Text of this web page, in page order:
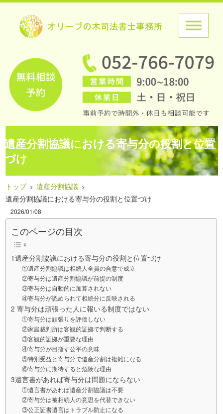
遺産分割協議における寄与分の役割と位置
づけ
トップ
遺産分割協議
遺産分割協議における寄与分の役割と位置づけ
2026/01/08
このページの目次
1遺産分割協議における寄与分の役割と位置づけ
①遺産分割協議は相続人全員の合意で成立
②寄与分は遺産分割協議が前提の制度
③寄与分は自動的に加算されない
④寄与分が認められて相続分に反映される
2 寄与分は頑張った人に報いる制度ではない
①寄与分は頑張りを評価しない
②家庭裁判所は客観的証拠で判断する
③客観的証拠が重要な理由
④寄与分が目指す公平の意味
⑤特別受益と寄与分で遺産分割は複雑になる
⑥寄与分に期待すると危険な理由
3遺言書があれば寄与分は問題にならない
①遺言書があれば遺産分割協議は不要
②寄与分は被相続人の意思を代替できない
③公正証書遺言はトラブル防止になる